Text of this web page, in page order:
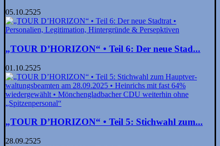
05.10.2525
„TOUR D’HORIZON“ • Teil 6: Der neue Stad...
01.10.2525
„TOUR D’HORIZON“ • Teil 5: Stichwahl zum...
28.09.2525